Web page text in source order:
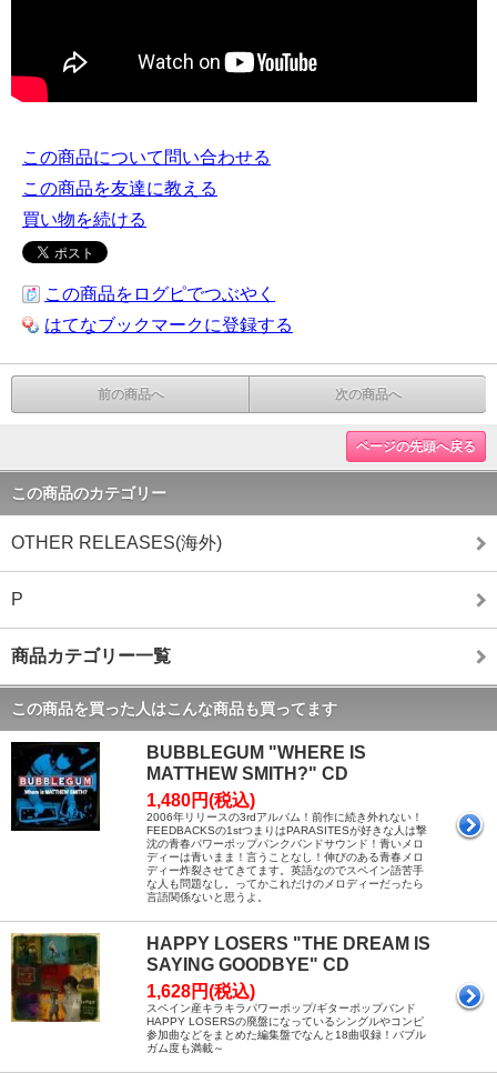
この商品について問い合わせる
この商品を友達に教える
買い物を続ける
この商品をログピでつぶやく
はてなブックマークに登録する
前の商品へ 次の商品へ
ページの先頭へ戻る
この商品のカテゴリー
OTHER RELEASES(海外)
P
商品カテゴリー一覧
この商品を買った人はこんな商品も買ってます
BUBBLEGUM "WHERE IS
MATTHEW SMITH?" CD
1,480円(税込)
2006年リリースの3rdアルバム！前作に続き外れない！
FEEDBACKSの1stつまりはPARASITESが好きな人は撃
沈の青春パワーポップパンクバンドサウンド！青いメロ
ディーは青いまま！言うことなし！伸びのある青春メロ
ディー炸裂させてきてます。英語なのでスペイン語苦手
な人も問題なし。ってかこれだけのメロディーだったら
言語関係ないと思うよ。
HAPPY LOSERS "THE DREAM IS
SAYING GOODBYE" CD
1,628円(税込)
スペイン産キラキラパワーポップ/ギターポップバンド
HAPPY LOSERSの廃盤になっているシングルやコンピ
参加曲などをまとめた編集盤でなんと18曲収録！バブル
ガム度も満載～